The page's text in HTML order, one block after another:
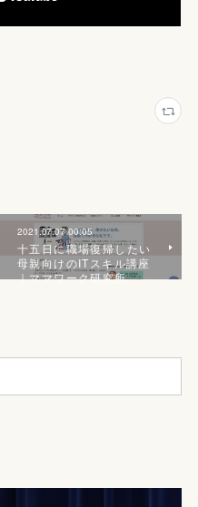
2021.07.07 00:05
十五日に職場復帰したい
母親向けのITスキル講座
｜ママワーク研究所